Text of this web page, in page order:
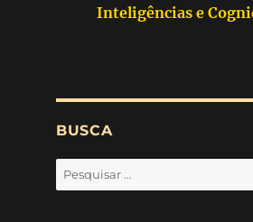
Inteligências e
BUSCA
Pesquisar
por: